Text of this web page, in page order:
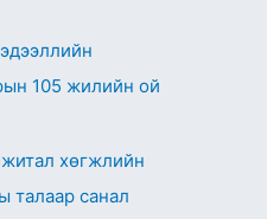
105 жилийн ой
хөгжлийн
талаар санал